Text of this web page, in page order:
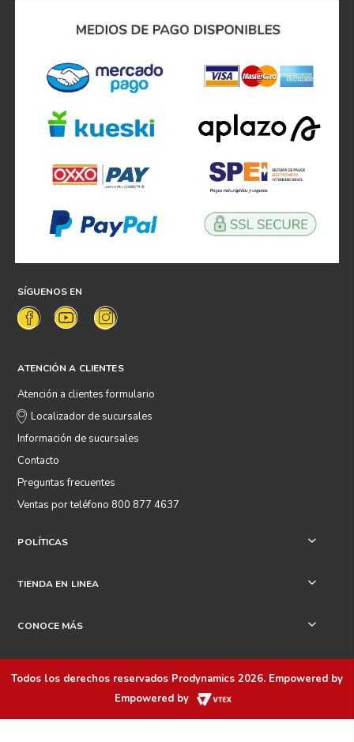
SÍGUENOS EN
ATENCIÓN A CLIENTES
Atención a clientes formulario
Localizador de sucursales
Información de sucursales
Contacto
Preguntas frecuentes
Ventas por teléfono 800 877 4637
POLÍTICAS +
TIENDA EN LINEA +
CONOCE MÁS +
Todos los derechos reservados Prodynamics 2026. Empowered by
Empowered by